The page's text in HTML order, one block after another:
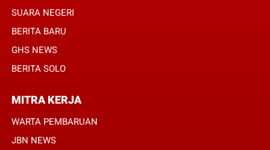
SUARA NEGERI
BERITA BARU
GHS NEWS
BERITA SOLO
MITRA KERJA
WARTA PEMBARUAN
JBN NEWS